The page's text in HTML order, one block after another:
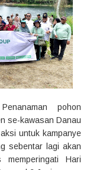
pohon
se-kawasan Danau
untuk kampanye
sebentar lagi akan
memperingati Hari